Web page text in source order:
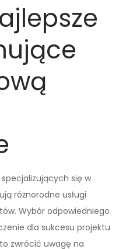
się w
różnorodne usługi
Wybór odpowiedniego
dla sukcesu projektu
zwrócić uwagę na